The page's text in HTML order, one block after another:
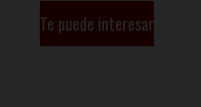
Te puede interesar